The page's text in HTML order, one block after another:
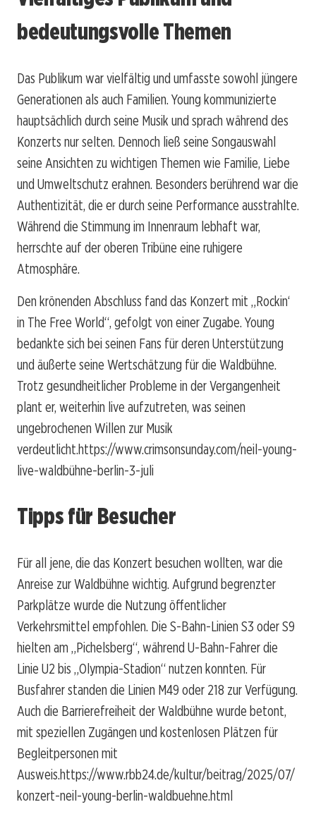
bedeutungsvolle Themen
Das Publikum war vielfältig und umfasste sowohl jüngere
Generationen als auch Familien. Young kommunizierte
hauptsächlich durch seine Musik und sprach während des
Konzerts nur selten. Dennoch ließ seine Songauswahl
seine Ansichten zu wichtigen Themen wie Familie, Liebe
und Umweltschutz erahnen. Besonders berührend war die
Authentizität, die er durch seine Performance ausstrahlte.
Während die Stimmung im Innenraum lebhaft war,
herrschte auf der oberen Tribüne eine ruhigere
Atmosphäre.
Den krönenden Abschluss fand das Konzert mit „Rockin‘
in The Free World“, gefolgt von einer Zugabe. Young
bedankte sich bei seinen Fans für deren Unterstützung
und äußerte seine Wertschätzung für die Waldbühne.
Trotz gesundheitlicher Probleme in der Vergangenheit
plant er, weiterhin live aufzutreten, was seinen
ungebrochenen Willen zur Musik
verdeutlicht.https://www.crimsonsunday.com/neil-young-
live-waldbühne-berlin-3-juli
Tipps für Besucher
Für all jene, die das Konzert besuchen wollten, war die
Anreise zur Waldbühne wichtig. Aufgrund begrenzter
Parkplätze wurde die Nutzung öffentlicher
Verkehrsmittel empfohlen. Die S-Bahn-Linien S3 oder S9
hielten am „Pichelsberg“, während U-Bahn-Fahrer die
Linie U2 bis „Olympia-Stadion“ nutzen konnten. Für
Busfahrer standen die Linien M49 oder 218 zur Verfügung.
Auch die Barrierefreiheit der Waldbühne wurde betont,
mit speziellen Zugängen und kostenlosen Plätzen für
Begleitpersonen mit
Ausweis.https://www.rbb24.de/kultur/beitrag/2025/07/
konzert-neil-young-berlin-waldbuehne.html